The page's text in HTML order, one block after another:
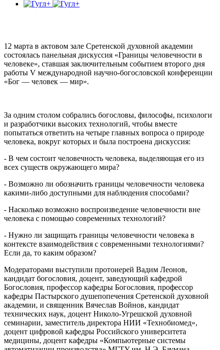
12 марта в актовом зале Сретенской духовной академии
состоялась панельная дискуссия «Границы человечности в
человеке», ставшая заключительным событием второго дня
работы V международной научно-богословской конференции
«Бог — человек — мир».
За одним столом собрались богословы, философы, психологи
и разработчики высоких технологий, чтобы вместе
попытаться ответить на четыре главных вопроса о природе
человека, вокруг которых и была построена дискуссия:
- В чем состоит человечность человека, выделяющая его из
всех существ окружающего мира?
- Возможно ли обозначить границы человечности человека
какими-либо доступными для наблюдения способами?
- Насколько возможно воспроизведение человечности вне
человека с помощью современных технологий?
- Нужно ли защищать границы человечности человека в
контексте взаимодействия с современными технологиями?
Если да, то каким образом?
Модераторами выступили протоиерей Вадим Леонов,
кандидат богословия, доцент, заведующий кафедрой
Богословия, профессор кафедры Богословия, профессор
кафедры Пастырского душепопечения Сретенской духовной
академии, и священник Вячеслав Войнов, кандидат
технических наук, доцент Николо-Угрешской духовной
семинарии, заместитель директора НИИ «Технобиомед»,
доцент цифровой кафедры Российского университета
медицины, доцент кафедры «Компьютерные системы